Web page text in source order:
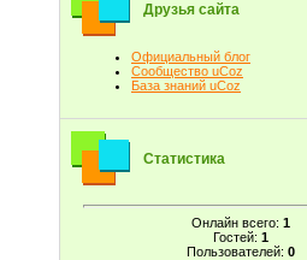
Друзья сайта
Официальный блог
Сообщество uCoz
База знаний uCoz
Статистика
Онлайн всего: 1
Гостей: 1
Пользователей: 0